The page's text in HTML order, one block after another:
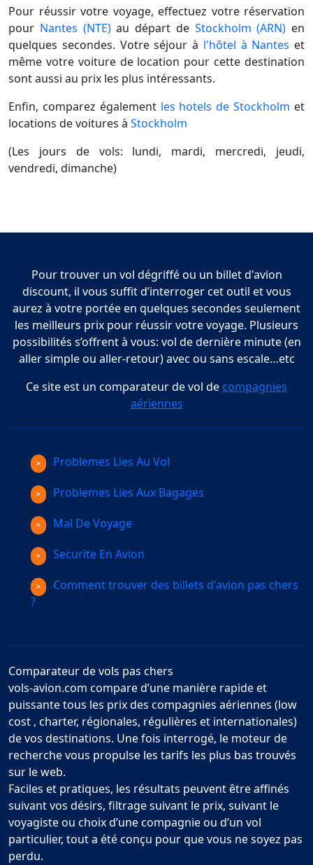
Pour réussir votre voyage, effectuez votre réservation
pour Nantes (NTE)au départ de Stockholm (ARN) en
quelques secondes. Votre séjour à l'hôtel à Nantes et
même votre voiture de location pour cette destination
sont aussi au prix les plus intéressants.
Enfin, comparez également les hotels de Stockholm et
locations de voitures à Stockholm
(Les jours de vols: lundi, mardi, mercredi, jeudi,
vendredi, dimanche)
Pour trouver un vol dégriffé ou un billet d'avion
discount, il vous suffit d’interroger cet outil et vous
aurez à votre portée en quelques secondes seulement
les meilleurs prix pour réussir votre voyage. Plusieurs
possibilités s’offrent à vous: vol de dernière minute (en
aller simple ou aller-retour) avec ou sans escale…etc
Ce site est un comparateur de vol de compagnies
aériennes
Problemes Lies Au Vol
Problemes Lies Aux Bagages
Mal De Voyage
Securite En Avion
Comment trouver des billets d'avion pas chers
?
Comparateur de vols pas chers
vols-avion.com compare d’une manière rapide et
puissante tous les prix des compagnies aériennes (low
cost , charter, régionales, régulières et internationales)
de vos destinations. Une fois interrogé, le moteur de
recherche vous propulse les tarifs les plus bas trouvés
sur le web.
Faciles et pratiques, les résultats peuvent être affinés
suivant vos désirs, filtrage suivant le prix, suivant le
voyagiste ou choix d’une compagnie ou d’un vol
particulier, tout a été conçu pour que vous ne soyez pas
perdu.